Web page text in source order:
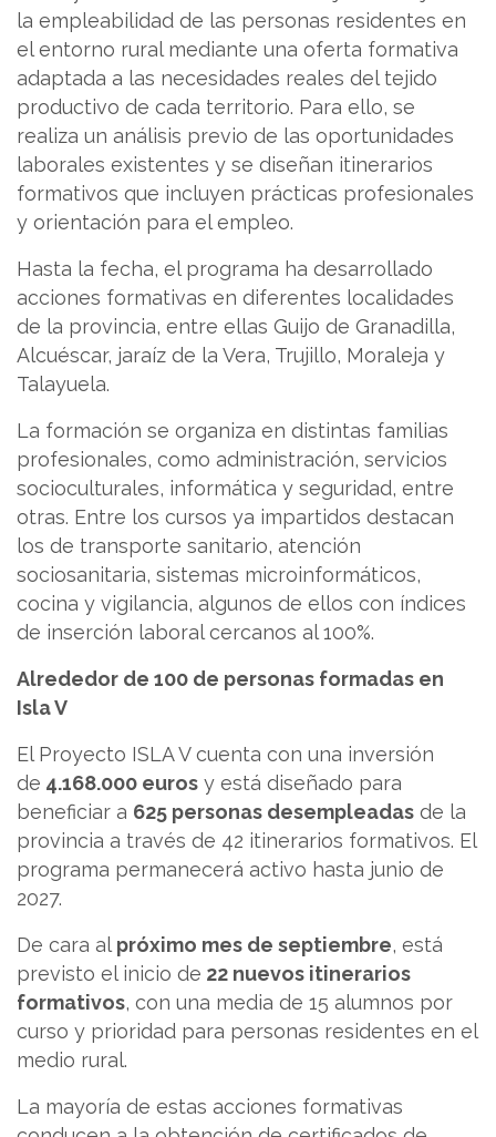
la empleabilidad de las personas residentes en
el entorno rural mediante una oferta formativa
adaptada a las necesidades reales del tejido
productivo de cada territorio. Para ello, se
realiza un análisis previo de las oportunidades
laborales existentes y se diseñan itinerarios
formativos que incluyen prácticas profesionales
y orientación para el empleo.
Hasta la fecha, el programa ha desarrollado
acciones formativas en diferentes localidades
de la provincia, entre ellas Guijo de Granadilla,
Alcuéscar, jaraíz de la Vera, Trujillo, Moraleja y
Talayuela.
La formación se organiza en distintas familias
profesionales, como administración, servicios
socioculturales, informática y seguridad, entre
otras. Entre los cursos ya impartidos destacan
los de transporte sanitario, atención
sociosanitaria, sistemas microinformáticos,
cocina y vigilancia, algunos de ellos con índices
de inserción laboral cercanos al 100%.
Alrededor de 100 de personas formadas en
Isla V
El Proyecto ISLA V cuenta con una inversión
de 4.168.000 euros y está diseñado para
beneficiar a 625 personas desempleadas de la
provincia a través de 42 itinerarios formativos. El
programa permanecerá activo hasta junio de
2027.
De cara al próximo mes de septiembre, está
previsto el inicio de 22 nuevos itinerarios
formativos, con una media de 15 alumnos por
curso y prioridad para personas residentes en el
medio rural.
La mayoría de estas acciones formativas